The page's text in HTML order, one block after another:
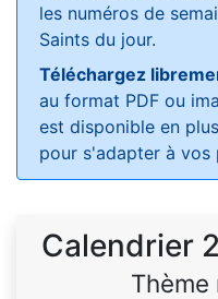
les numéros de
Saints du jour.
Téléchargez
au format PDF ou
est disponible en
pour s'adapter à vos
Calendrier
Thème